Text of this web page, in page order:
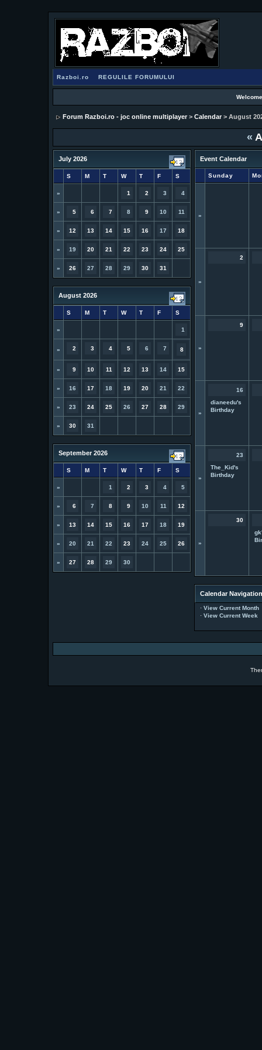
Razboi.ro REGULILE FORUMULUI
Forum Razboi.ro - joc online multiplayer> Calendar> August
«
July 2026
S M T W T F S
» 1 2 3 4
» 5 6 7 8 9 10 11
» 12 13 14 15 16 17 18
» 19 20 21 22 23 24 25
» 26 27 28 29 30 31
August 2026
S M T W T F S
» 1
» 2 3 4 5 6 7 8
» 9 10 11 12 13 14 15
» 16 17 18 19 20 21 22
» 23 24 25 26 27 28 29
» 30 31
September 2026
S M T W T F S
» 1 2 3 4 5
» 6 7 8 9 10 11 12
» 13 14 15 16 17 18 19
» 20 21 22 23 24 25 26
» 27 28 29 30
Event Calendar
Sunday
»
»
2
»
9
»
16
dianeedu's
Birthday
»
23
The_Kid's
Birthday
»
30
Calendar Navigation
· View Current Month
· View Current Week